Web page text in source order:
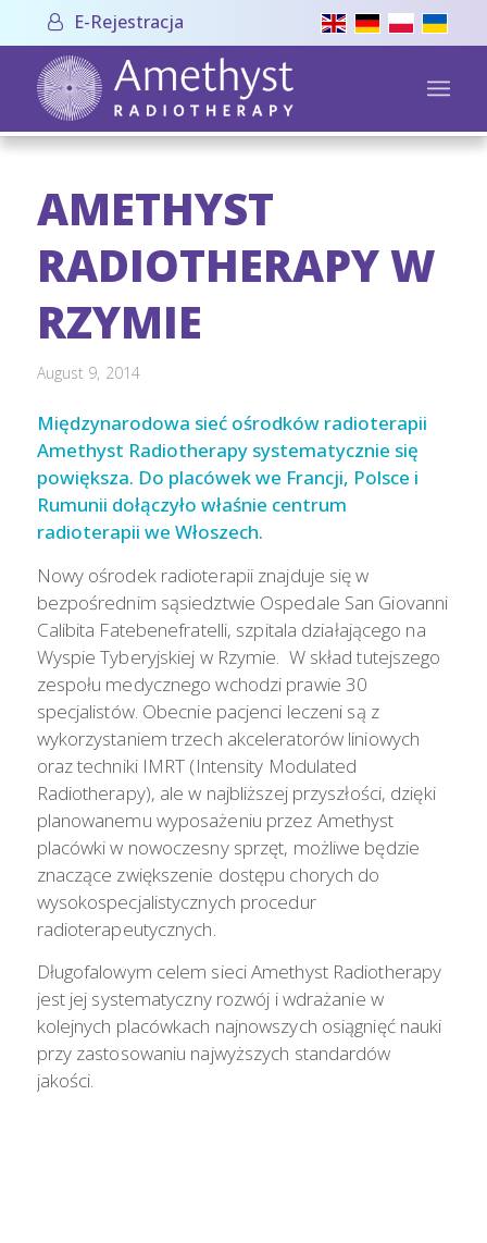
E-Rejestracja
AMETHYST
RADIOTHERAPY W
RZYMIE
August 9, 2014
Międzynarodowa sieć ośrodków radioterapii
Amethyst Radiotherapy systematycznie się
powiększa. Do placówek we Francji, Polsce i
Rumunii dołączyło właśnie centrum
radioterapii we Włoszech.
Nowy ośrodek radioterapii znajduje się w
bezpośrednim sąsiedztwie Ospedale San Giovanni
Calibita Fatebenefratelli, szpitala działającego na
Wyspie Tyberyjskiej w Rzymie. W skład tutejszego
zespołu medycznego wchodzi prawie 30
specjalistów. Obecnie pacjenci leczeni są z
wykorzystaniem trzech akceleratorów liniowych
oraz techniki IMRT (Intensity Modulated
Radiotherapy), ale w najbliższej przyszłości, dzięki
planowanemu wyposażeniu przez Amethyst
placówki w nowoczesny sprzęt, możliwe będzie
znaczące zwiększenie dostępu chorych do
wysokospecjalistycznych procedur
radioterapeutycznych.
Długofalowym celem sieci Amethyst Radiotherapy
jest jej systematyczny rozwój i wdrażanie w
kolejnych placówkach najnowszych osiągnięć nauki
przy zastosowaniu najwyższych standardów
jakości.